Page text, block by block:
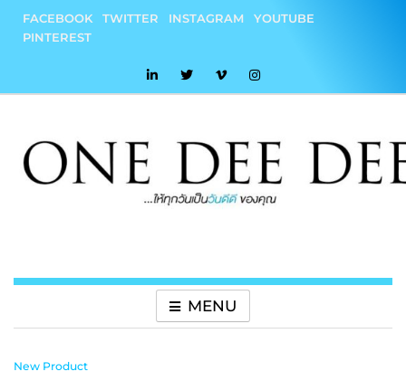
content
FACEBOOK TWITTER INSTAGRAM
YOUTUBE
PINTEREST
MENU
New Product